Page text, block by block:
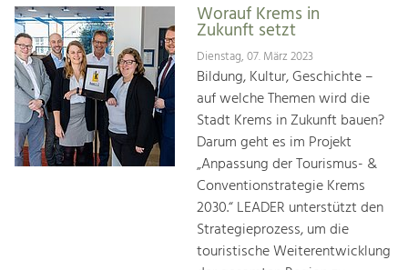
Worauf Krems in
Zukunft setzt
Dienstag, 07. März 2023
Bildung, Kultur, Geschichte –
auf welche Themen wird die
Stadt Krems in Zukunft bauen?
Darum geht es im Projekt
„Anpassung der Tourismus- &
Conventionstrategie Krems
2030.“ LEADER unterstützt den
Strategieprozess, um die
touristische Weiterentwicklung